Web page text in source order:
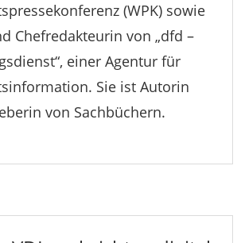
(WPK) sowie
Chefredakteurin von „dfd –
einer Agentur für
Sie ist Autorin
von Sachbüchern.